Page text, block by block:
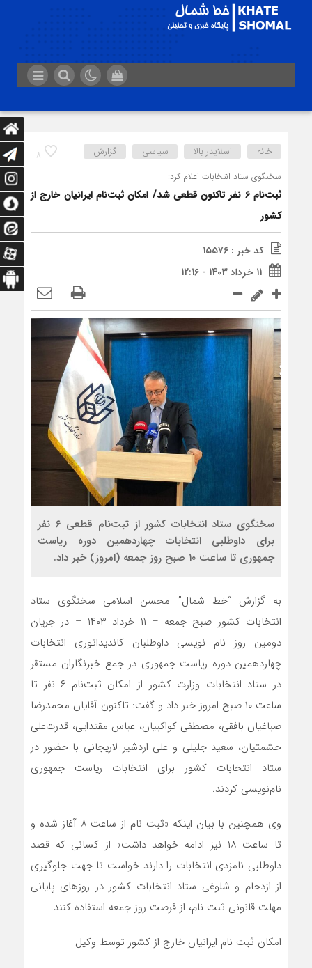
8 خانه اسلایدر بالا سیاسی گزارش
سخنگوی ستاد انتخابات اعلام کرد:
ثبت‌نام 6 نفر تاکنون قطعی شد/ امکان ثبت‌نام ایرانیان خارج از
کشور
کد خبر : 15576
11 خرداد 1403 - 12:16
سخنگوی ستاد انتخابات کشور از ثبت‌نام قطعی ۶ نفر
برای داوطلبی انتخابات چهاردهمین دوره ریاست
جمهوری تا ساعت ۱۰ صبح روز جمعه (امروز) خبر داد.
به گزارش “خط شمال” محسن اسلامی سخنگوی ستاد
انتخابات کشور صبح جمعه – ۱۱ خرداد ۱۴۰۳ – در جریان
دومین روز نام نویسی داوطلبان کاندیداتوری انتخابات
چهاردهمین دوره ریاست جمهوری در جمع خبرنگاران مستقر
در ستاد انتخابات وزارت کشور از امکان ثبت‌نام ۶ نفر تا
ساعت ۱۰ صبح امروز خبر داد و گفت: تاکنون آقایان محمدرضا
صباغیان بافقی، مصطفی کواکبیان، عباس مقتدایی، قدرت‌علی
حشمتیان، سعید جلیلی و علی اردشیر لاریجانی با حضور در
ستاد انتخابات کشور برای انتخابات ریاست جمهوری
نام‌نویسی کردند.
وی همچنین با بیان اینکه «ثبت نام از ساعت ۸ آغاز شده و
تا ساعت ۱۸ نیز ادامه خواهد داشت» از کسانی که قصد
داوطلبی نامزدی انتخابات را دارند خواست تا جهت جلوگیری
از ازدحام و شلوغی ستاد انتخابات کشور در روزهای پایانی
مهلت قانونی ثبت نام، از فرصت روز جمعه استفاده کنند.
امکان ثبت نام ایرانیان خارج از کشور توسط وکیل